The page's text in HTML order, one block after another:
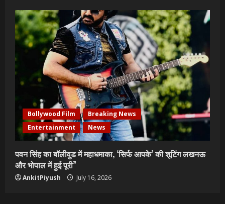
Bollywood Film
Breaking News
Entertainment
News
पवन सिंह का बॉलीवुड में महाधमाका, ‘सिर्फ आपके’ की शूटिंग लखनऊ
और भोपाल में हुई पूरी”
AnkitPiyush July 16, 2026